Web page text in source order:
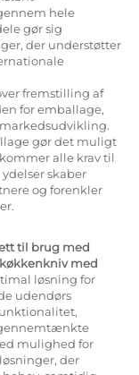
hele
gør sig
der understøtter
fremstilling af
for emballage,
gør det muligt
alle krav til
skaber
og forenkler
til brug med
med
løsning for
udendørs
mulighed for
der